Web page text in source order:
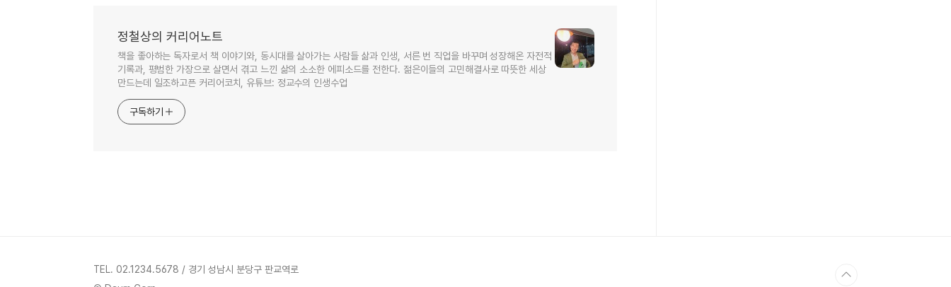
정철상의 커리어노트
책을 좋아하는 독자로서 책 이야기와, 동시대를 살아가는 사람들 삶과 인생, 서른 번 직업을 바꾸며 성장해온 자전적
기록과, 평범한 가장으로 살면서 겪고 느낀 삶의 소소한 에피소드를 전한다. 젊은이들의 고민해결사로 따뜻한 세상
만드는데 일조하고픈 커리어코치, 유튜브: 정교수의 인생수업
구독하기
TEL. 02.1234.5678 / 경기 성남시 분당구 판교역로